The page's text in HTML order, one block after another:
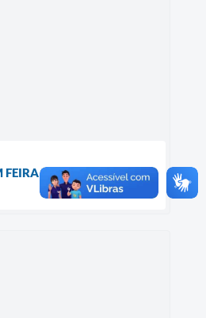
FEIRA DA LUA EM